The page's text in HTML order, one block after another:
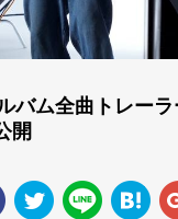
バム全曲トレー
開